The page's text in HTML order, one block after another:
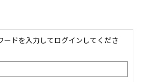
ードを入力してログインしてくださ